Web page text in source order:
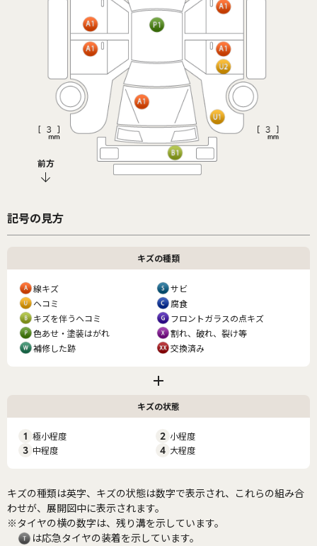
前方
記号の見方
キズの種類
線キズ
サビ
ヘコミ
腐食
キズを伴うヘコミ
フロントガラスの点キズ
色あせ・塗装はがれ
割れ、破れ、裂け等
補修した跡
交換済み
キズの状態
1 極小程度 2 小程度
3 中程度 4 大程度
キズの種類は英字、キズの状態は数字で表示され、これらの組み合
わせが、展開図中に表示されます。
※タイヤの横の数字は、残り溝を示しています。
は応急タイヤの装着を示しています。